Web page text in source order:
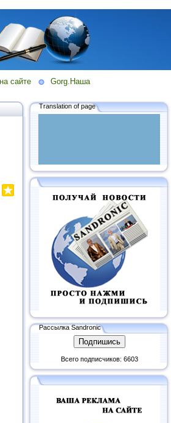
сайте
Gorg.Наша
Translation of page
Рассылка Sandronic
Всего подписчиков: 6603